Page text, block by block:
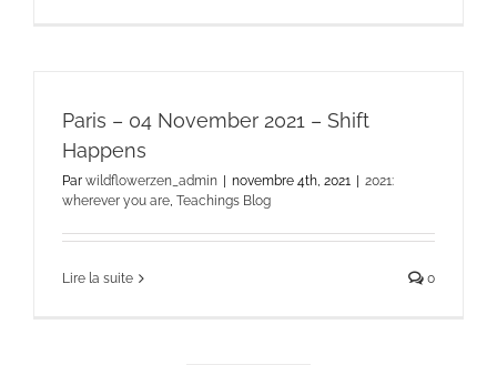
Paris – 04 November 2021 – Shift
Happens
Par wildflowerzen_admin | novembre 4th, 2021 | 2021:
wherever you are Teachings Blog
Lire la suite 0